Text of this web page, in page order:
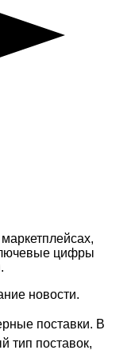
цифры
новости.
поставки. В
тип поставок,